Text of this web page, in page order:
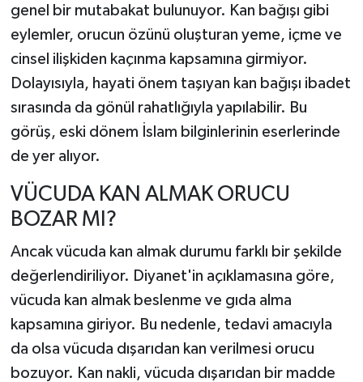
genel bir mutabakat bulunuyor. Kan bağışı gibi
eylemler, orucun özünü oluşturan yeme, içme ve
cinsel ilişkiden kaçınma kapsamına girmiyor.
Dolayısıyla, hayati önem taşıyan kan bağışı ibadet
sırasında da gönül rahatlığıyla yapılabilir. Bu
görüş, eski dönem İslam bilginlerinin eserlerinde
de yer alıyor.
VÜCUDA KAN ALMAK ORUCU
BOZAR MI?
Ancak vücuda kan almak durumu farklı bir şekilde
değerlendiriliyor. Diyanet'in açıklamasına göre,
vücuda kan almak beslenme ve gıda alma
kapsamına giriyor. Bu nedenle, tedavi amacıyla
da olsa vücuda dışarıdan kan verilmesi orucu
bozuyor. Kan nakli, vücuda dışarıdan bir madde